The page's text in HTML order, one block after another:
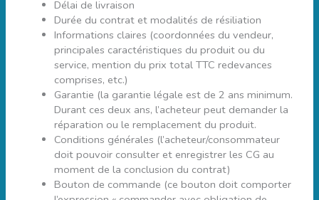
Délai de livraison
Durée du contrat et modalités de résiliation
Informations claires (coordonnées du vendeur,
principales caractéristiques du produit ou du
service, mention du prix total TTC redevances
comprises, etc.)
Garantie (la garantie légale est de 2 ans minimum.
Durant ces deux ans, l’acheteur peut demander la
réparation ou le remplacement du produit.
Conditions générales (l’acheteur/consommateur
doit pouvoir consulter et enregistrer les CG au
moment de la conclusion du contrat)
Bouton de commande (ce bouton doit comporter